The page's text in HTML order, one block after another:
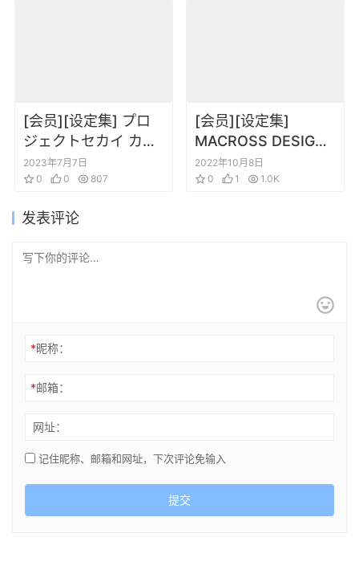
[会员][设定集] プロ
ジェクトセカイ カラ
フルステージ！ feat.
初音ミク 公式ビジュ
2023年7月7日
0
0 807
[会员][设定集]
MACROSS DESIGN
WORKS 河森正治マ
クロスデザインワー
2022年10月8日
0
1 1.0K
发表评论
*昵称：
*邮箱：
网址：
记住昵称、邮箱和网址，下次评论免输入
提交